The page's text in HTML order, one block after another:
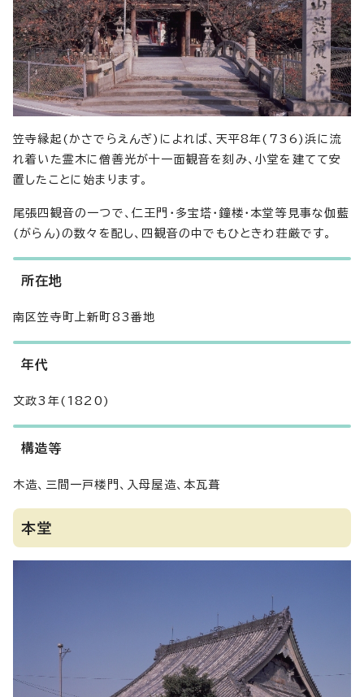
笠寺縁起(かさでらえんぎ)によれば、天平8年(736)浜に流
れ着いた霊木に僧善光が十一面観音を刻み、小堂を建てて安
置したことに始まります。
尾張四観音の一つで、仁王門・多宝塔・鐘楼・本堂等見事な伽藍
(がらん)の数々を配し、四観音の中でもひときわ荘厳です。
所在地
南区笠寺町上新町83番地
年代
文政3年(1820)
構造等
木造、三間一戸楼門、入母屋造、本瓦葺
本堂